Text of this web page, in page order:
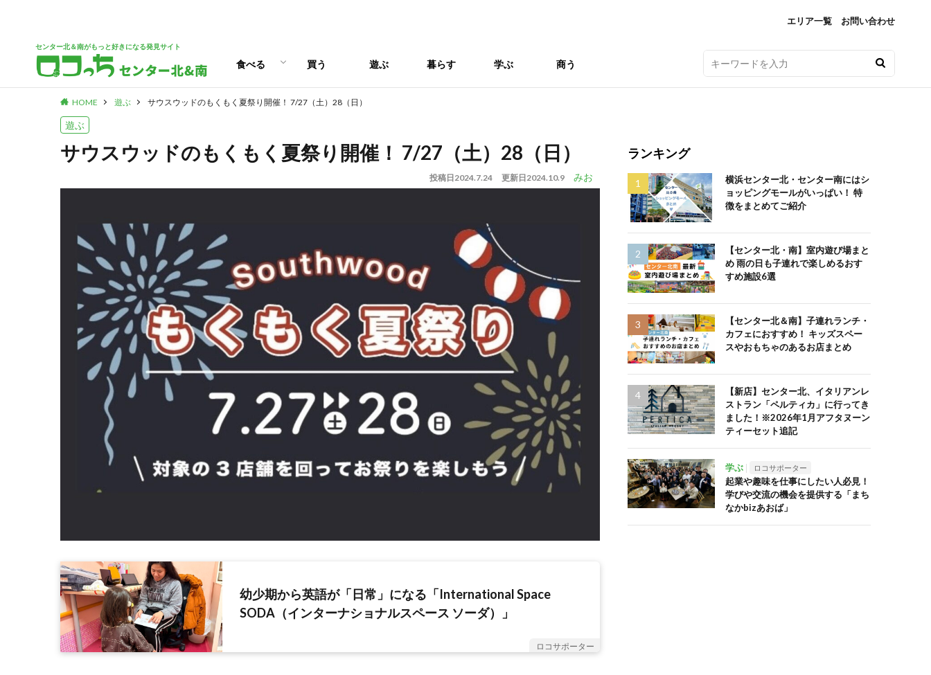
エリア一覧 お問い合わせ
センター北＆南がもっと好きになる発見サイト
食べる
パン
スイーツ
ランチ
カフェ
買う 遊ぶ 暮らす 学ぶ 商う
HOME 遊ぶ サウスウッドのもくもく夏祭り開催！ 7/27（土）28（日）
遊ぶ
サウスウッドのもくもく夏祭り開催！ 7/27（土）28（日）
投稿日2024.7.24 更新日2024.10.9 みお
幼少期から英語が「日常」になる「International Space
SODA（インターナショナルスペース ソーダ）」
ロコサポーター
ランキング
横浜センター北・センター南にはシ
ョッピングモールがいっぱい！ 特
徴をまとめてご紹介
【センター北・南】室内遊び場まと
め 雨の日も子連れで楽しめるおす
すめ施設6選
【センター北＆南】子連れランチ・
カフェにおすすめ！ キッズスペー
スやおもちゃのあるお店まとめ
【新店】センター北、イタリアンレ
ストラン「ペルティカ」に行ってき
ました！※2026年1月アフタヌーン
ティーセット追記
学ぶ ロコサポーター
起業や趣味を仕事にしたい人必見！
学びや交流の機会を提供する「まち
なかbizあおば」